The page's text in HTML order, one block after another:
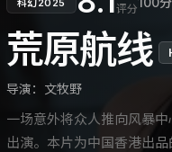
科幻2025 评分
荒原航线
导演： 文牧野
一场意外将众人推向风暴
出演。本片为中国香港出